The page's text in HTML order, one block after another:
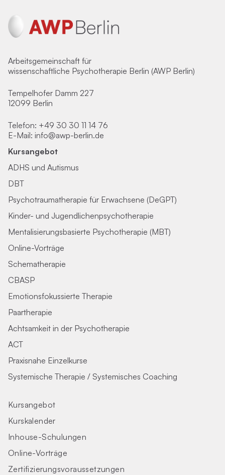
Arbeitsgemeinschaft für
wissenschaftliche Psychotherapie Berlin (AWP Berlin)
Tempelhofer Damm 227
12099 Berlin
Telefon: +49 30 30 11 14 76
E-Mail: info@awp-berlin.de
Kursangebot
ADHS und Autismus
DBT
Psychotraumatherapie für Erwachsene (DeGPT)
Kinder- und Jugendlichenpsychotherapie
Mentalisierungsbasierte Psychotherapie (MBT)
Online-Vorträge
Schematherapie
CBASP
Emotionsfokussierte Therapie
Paartherapie
Achtsamkeit in der Psychotherapie
ACT
Praxisnahe Einzelkurse
Systemische Therapie / Systemisches Coaching
Kursangebot
Kurskalender
Inhouse-Schulungen
Online-Vorträge
Zertifizierungs­voraus­setzungen